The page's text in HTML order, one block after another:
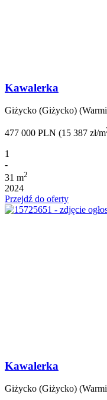
Kawalerka
Giżycko (Giżycko)
477 000 PLN (15 387 zł/m
1
-
31 m2
2024
Przejdź do oferty
Kawalerka
Giżycko (Giżycko)